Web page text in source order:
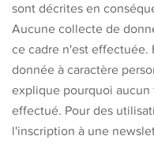
sont décrites en
Aucune collecte de
ce cadre n'est effectuée.
donnée à caractère
explique pourquoi
effectué. Pour des
l'inscription à une